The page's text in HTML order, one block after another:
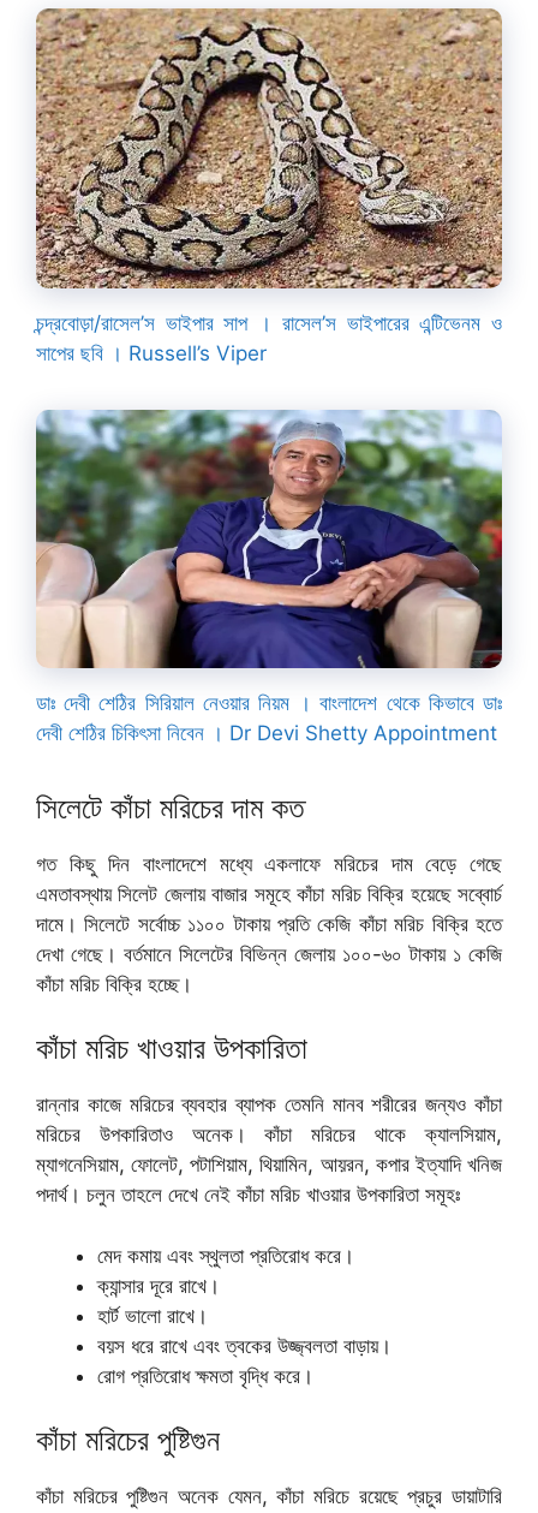
চন্দ্রবোড়া/রাসেল’স ভাইপার সাপ । রাসেল’স ভাইপারের এন্টিভেনম ও
সাপের ছবি । Russell’s Viper
ডাঃ দেবী শেঠির সিরিয়াল নেওয়ার নিয়ম । বাংলাদেশ থেকে কিভাবে ডাঃ
দেবী শেঠির চিকিৎসা নিবেন । Dr Devi Shetty Appointment
সিলেটে কাঁচা মরিচের দাম কত
গত কিছু দিন বাংলাদেশে মধ্যে একলাফে মরিচের দাম বেড়ে গেছে
এমতাবস্থায় সিলেট জেলায় বাজার সমূহে কাঁচা মরিচ বিক্রি হয়েছে সব্বোর্চ
দামে। সিলেটে সর্বোচ্চ ১১০০ টাকায় প্রতি কেজি কাঁচা মরিচ বিক্রি হতে
দেখা গেছে। বর্তমানে সিলেটের বিভিন্ন জেলায় ১০০-৬০ টাকায় ১ কেজি
কাঁচা মরিচ বিক্রি হচ্ছে।
কাঁচা মরিচ খাওয়ার উপকারিতা
রান্নার কাজে মরিচের ব্যবহার ব্যাপক তেমনি মানব শরীরের জন্যও কাঁচা
মরিচের উপকারিতাও অনেক। কাঁচা মরিচের থাকে ক্যালসিয়াম,
ম্যাগনেসিয়াম, ফোলেট, পটাশিয়াম, থিয়ামিন, আয়রন, কপার ইত্যাদি খনিজ
পদার্থ। চলুন তাহলে দেখে নেই কাঁচা মরিচ খাওয়ার উপকারিতা সমূহঃ
মেদ কমায় এবং স্থুলতা প্রতিরোধ করে।
ক্যান্সার দূরে রাখে।
হার্ট ভালো রাখে।
বয়স ধরে রাখে এবং ত্বকের উজ্জ্বলতা বাড়ায়।
রোগ প্রতিরোধ ক্ষমতা বৃদ্ধি করে।
কাঁচা মরিচের পুষ্টিগুন
কাঁচা মরিচের পুষ্টিগুন অনেক যেমন, কাঁচা মরিচে রয়েছে প্রচুর ডায়াটারি